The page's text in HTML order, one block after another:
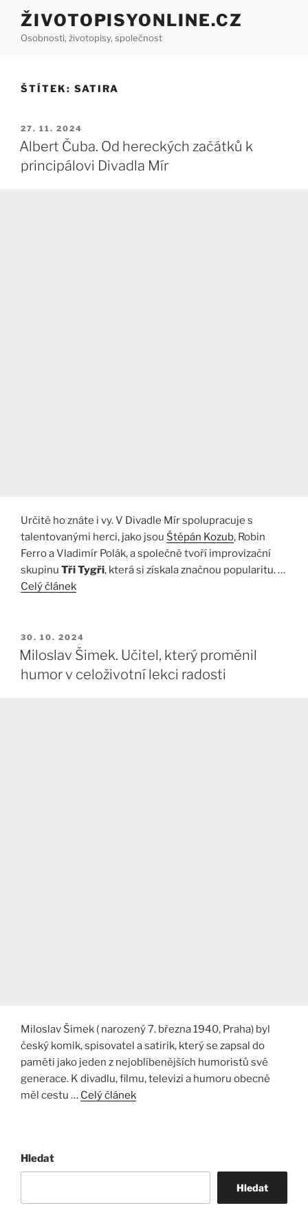
Přejít
obsahu
ŽIVOTOPISYONLINE.CZ
Osobnosti, životopisy, společnost
ŠTÍTEK: SATIRA
PUBLIKOVÁNO
27. 11. 2024
Albert Čuba. Od hereckých začátků k
principálovi Divadla Mír
Určitě ho znáte i vy. V Divadle Mír spolupracuje s
talentovanými herci, jako jsou Štěpán Kozub, Robin
Ferro a Vladimír Polák, a společně tvoří improvizační
skupinu Tři Tygři, která si získala značnou popularitu. …
Celý článek
PUBLIKOVÁNO
30. 10. 2024
Miloslav Šimek. Učitel, který proměnil
humor v celoživotní lekci radosti
Miloslav Šimek ( narozený 7. března 1940, Praha) byl
český komik, spisovatel a satirik, který se zapsal do
paměti jako jeden z nejoblíbenějších humoristů své
generace. K divadlu, filmu, televizi a humoru obecně
měl cestu … Celý článek
Hledat
Hledat